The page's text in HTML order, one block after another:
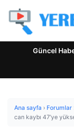
Güncel
Ana sayfa › Forumlar
can kaybı 47’ye